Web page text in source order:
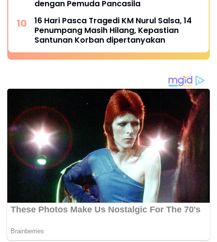
dengan Pemuda Pancasila
16 Hari Pasca Tragedi KM Nurul Salsa, 14
Penumpang Masih Hilang, Kepastian
Santunan Korban dipertanyakan